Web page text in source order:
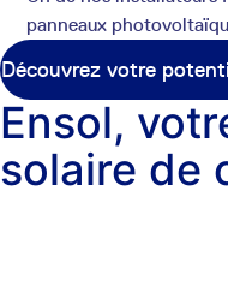
panneaux
Découvrez votre
Ensol,
solaire de